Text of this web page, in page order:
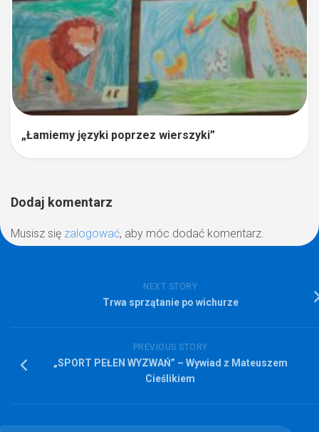
„Łamiemy języki poprzez wierszyki”
Dodaj komentarz
Musisz się zalogować, aby móc dodać komentarz.
NEXT STORY
Trwa sprzątanie po wichurze
PREVIOUS STORY
„SPORT PEŁEN WYZWAŃ” – Wywiad z Mateuszem
Cieślikiem